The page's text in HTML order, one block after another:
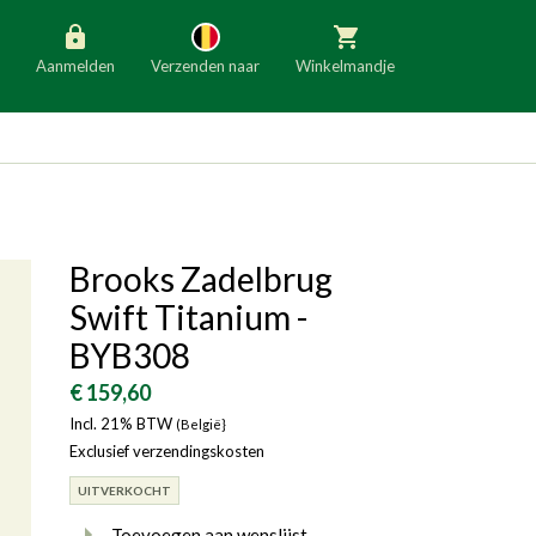
Aanmelden Verzenden naar
Slovenië Italië
Denemarken
Bulgarije
Winkelmandje
Brooks Zadelbrug
Swift Titanium -
BYB308
€ 159,60
Incl. 21% BTW (België}
Exclusief verzendingskosten
UITVERKOCHT